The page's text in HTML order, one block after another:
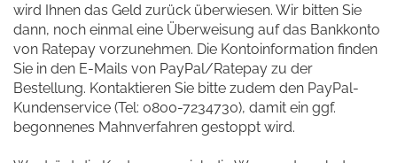
wird Ihnen das Geld zurück überwiesen. Wir bitten Sie
dann, noch einmal eine Überweisung auf das Bankkonto
von Ratepay vorzunehmen. Die Kontoinformation finden
Sie in den E-Mails von PayPal/Ratepay zu der
Bestellung. Kontaktieren Sie bitte zudem den PayPal-
Kundenservice (Tel: 0800-7234730), damit ein ggf.
begonnenes Mahnverfahren gestoppt wird.